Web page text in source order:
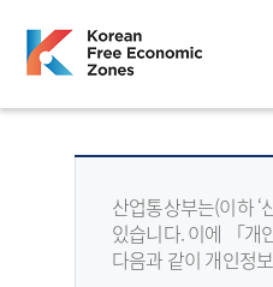
산업통상부는(이하
있습니다. 이에 「개
다음과 같이 개인정